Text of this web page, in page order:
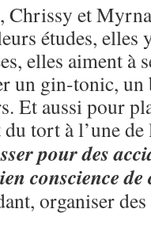
Chrissy et
études, elles
elles aiment à
un gin-tonic, un
Et aussi pour
tort à l’une de
pour des
conscience
organiser